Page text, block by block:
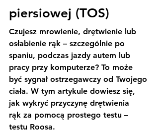
piersiowej (TOS)
Czujesz mrowienie, drętwienie lub
osłabienie rąk – szczególnie po
spaniu, podczas jazdy autem lub
pracy przy komputerze? To może
być sygnał ostrzegawczy od Twojego
ciała. W tym artykule dowiesz się,
jak wykryć przyczynę drętwienia
rąk za pomocą prostego testu –
testu Roosa.